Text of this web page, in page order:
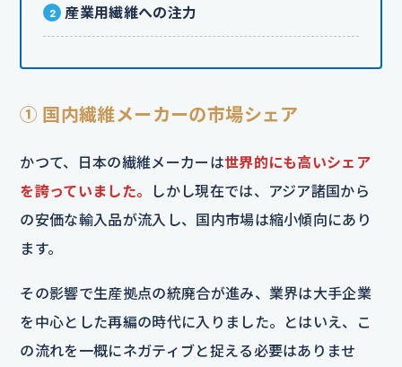
産業用繊維への注力
① 国内繊維メーカーの市場シェア
かつて、日本の繊維メーカーは世界的にも高いシェア
を誇っていました。
しかし現在では、アジア諸国から
の安価な輸入品が流入し、国内市場は縮小傾向にあり
ます。
その影響で生産拠点の統廃合が進み、業界は大手企業
を中心とした再編の時代に入りました。とはいえ、こ
の流れを一概にネガティブと捉える必要はありませ